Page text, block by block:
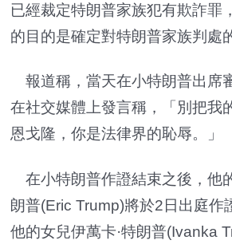
已經裁定特朗普家族犯有欺詐罪
的目的是確定對特朗普家族判處
報道稱，當天在小特朗普出席
在社交媒體上發言稱，「別把我
恩戈隆，你是法律界的恥辱。」
在小特朗普作證結束之後，他
朗普(Eric Trump)將於2日出庭作
他的女兒伊萬卡·特朗普(Ivanka